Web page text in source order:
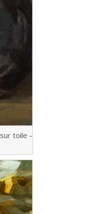
toile -